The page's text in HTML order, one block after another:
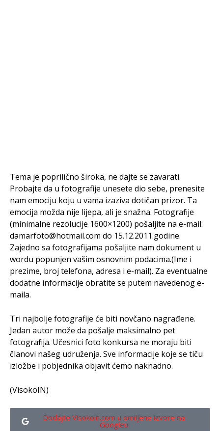
Tema je poprilično široka, ne dajte se zavarati.
Probajte da u fotografije unesete dio sebe, prenesite
nam emociju koju u vama izaziva dotičan prizor. Ta
emocija možda nije lijepa, ali je snažna. Fotografije
(minimalne rezolucije 1600×1200) pošaljite na e-mail:
damarfoto@hotmail.com do 15.12.2011.godine.
Zajedno sa fotografijama pošaljite nam dokument u
wordu popunjen vašim osnovnim podacima.(Ime i
prezime, broj telefona, adresa i e-mail). Za eventualne
dodatne informacije obratite se putem navedenog e-
maila.
Tri najbolje fotografije će biti novčano nagrađene.
Jedan autor može da pošalje maksimalno pet
fotografija. Učesnici foto konkursa ne moraju biti
članovi našeg udruženja. Sve informacije koje se tiču
izložbe i pobjednika objavit ćemo naknadno.
(VisokoIN)
Dodajte Visokoin.com u omiljene izvore na
Googleu